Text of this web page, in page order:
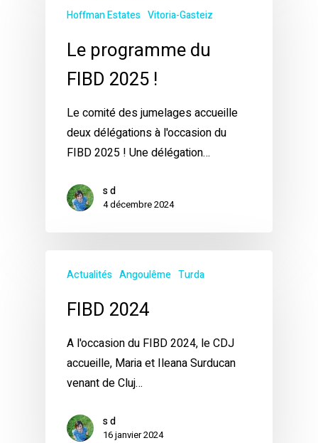
Hoffman Estates Vitoria-Gasteiz
Le programme du
FIBD 2025 !
Le comité des jumelages accueille
deux délégations à l'occasion du
FIBD 2025 ! Une délégation…
s d
4 décembre 2024
Actualités Angoulême Turda
FIBD 2024
A l'occasion du FIBD 2024, le CDJ
accueille, Maria et Ileana Surducan
venant de Cluj…
s d
16 janvier 2024